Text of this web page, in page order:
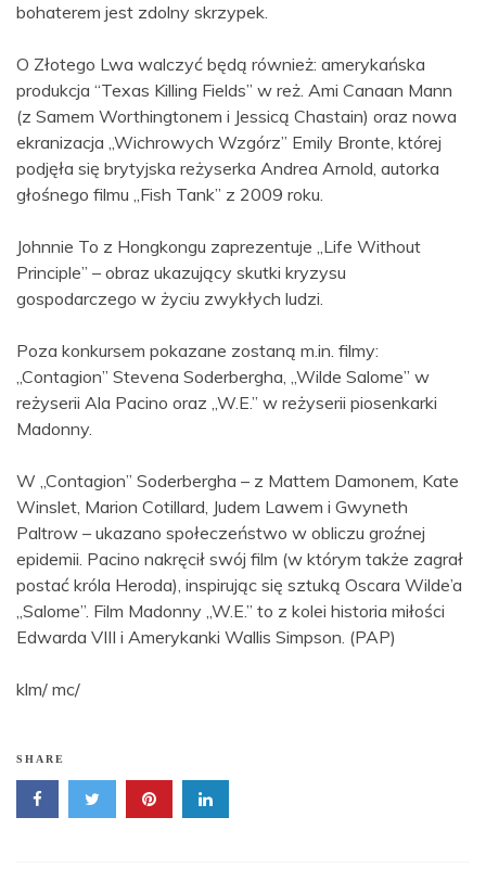
bohaterem jest zdolny skrzypek.
O Złotego Lwa walczyć będą również: amerykańska
produkcja “Texas Killing Fields” w reż. Ami Canaan Mann
(z Samem Worthingtonem i Jessicą Chastain) oraz nowa
ekranizacja „Wichrowych Wzgórz” Emily Bronte, której
podjęła się brytyjska reżyserka Andrea Arnold, autorka
głośnego filmu „Fish Tank” z 2009 roku.
Johnnie To z Hongkongu zaprezentuje „Life Without
Principle” – obraz ukazujący skutki kryzysu
gospodarczego w życiu zwykłych ludzi.
Poza konkursem pokazane zostaną m.in. filmy:
„Contagion” Stevena Soderbergha, „Wilde Salome” w
reżyserii Ala Pacino oraz „W.E.” w reżyserii piosenkarki
Madonny.
W „Contagion” Soderbergha – z Mattem Damonem, Kate
Winslet, Marion Cotillard, Judem Lawem i Gwyneth
Paltrow – ukazano społeczeństwo w obliczu groźnej
epidemii. Pacino nakręcił swój film (w którym także zagrał
postać króla Heroda), inspirując się sztuką Oscara Wilde’a
„Salome”. Film Madonny „W.E.” to z kolei historia miłości
Edwarda VIII i Amerykanki Wallis Simpson. (PAP)
klm/ mc/
SHARE